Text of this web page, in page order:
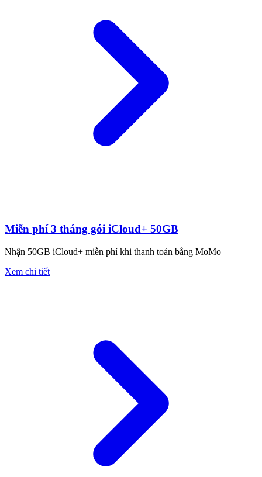
Miễn phí 3 tháng gói iCloud+ 50GB
Nhận 50GB iCloud+ miễn phí khi thanh toán bằng MoMo
Xem chi tiết